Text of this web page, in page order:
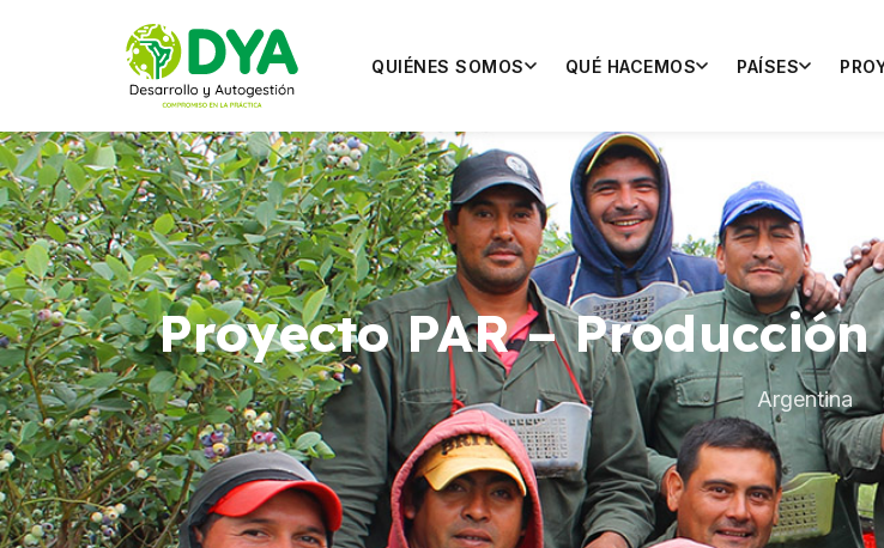
QUIÉNES SOMOS QUÉ HACEMOS PAÍSES
Proyecto PAR –
Argentina